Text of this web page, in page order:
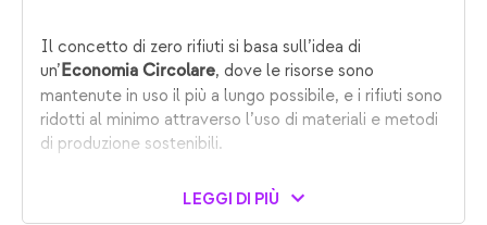
Il concetto di zero rifiuti si basa sull’idea di
un’Economia Circolare, dove le risorse sono
mantenute in uso il più a lungo possibile, e i rifiuti sono
ridotti al minimo attraverso l’uso di materiali e metodi
di produzione sostenibili.
LEGGI DI PIÙ